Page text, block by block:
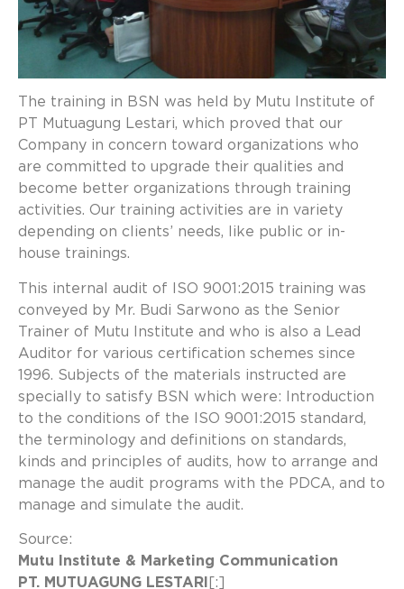
The training in BSN was held by Mutu Institute of
PT Mutuagung Lestari, which proved that our
Company in concern toward organizations who
are committed to upgrade their qualities and
become better organizations through training
activities. Our training activities are in variety
depending on clients’ needs, like public or in-
house trainings.
This internal audit of ISO 9001:2015 training was
conveyed by Mr. Budi Sarwono as the Senior
Trainer of Mutu Institute and who is also a Lead
Auditor for various certification schemes since
1996. Subjects of the materials instructed are
specially to satisfy BSN which were: Introduction
to the conditions of the ISO 9001:2015 standard,
the terminology and definitions on standards,
kinds and principles of audits, how to arrange and
manage the audit programs with the PDCA, and to
manage and simulate the audit.
Source:
Mutu Institute & Marketing Communication
PT. MUTUAGUNG LESTARI
[:]